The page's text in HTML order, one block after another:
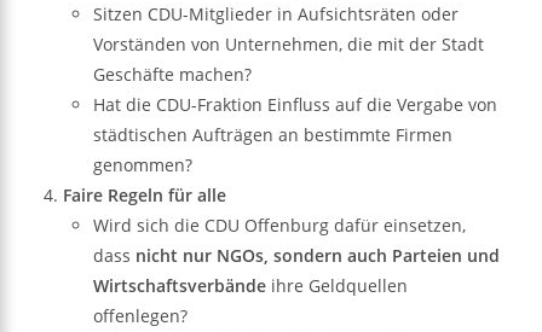
Sitzen CDU-Mitglieder in Aufsichtsräten oder
Vorständen von Unternehmen, die mit der Stadt
Geschäfte machen?
Hat die CDU-Fraktion Einfluss auf die Vergabe von
städtischen Aufträgen an bestimmte Firmen
genommen?
Faire Regeln für alle
Wird sich die CDU Offenburg dafür einsetzen,
dass nicht nur NGOs, sondern auch Parteien und
Wirtschaftsverbände ihre Geldquellen
offenlegen?